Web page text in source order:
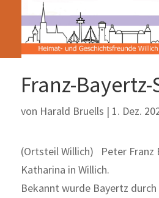
Franz-
von Harald Bruells | 1. Dez.
(Ortsteil Willich) Peter Franz
Katharina in Willich.
Bekannt wurde Bayertz durch